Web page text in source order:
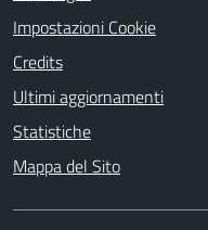
Impostazioni Cookie
Credits
Ultimi aggiornamenti
Statistiche
Mappa del Sito